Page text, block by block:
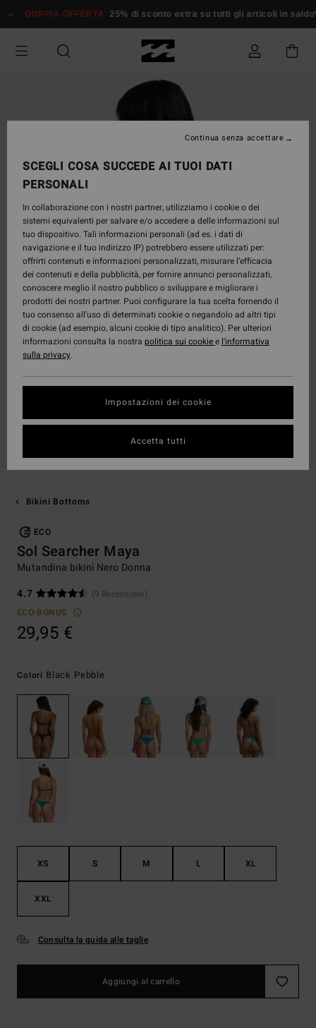
alle
prodotto
OFFERTA 25% di sconto extra su tutti gli articoli in saldo*
Bikini Bottoms
ECO
Sol Searcher Maya
Mutandina bikini Nero Donna
4.7
(9 Recensioni)
ECO-BONUS
29,95 €
Colori Black Pebble
XS S M L XL
XXL
Consulta la guida alle taglie
Aggiungi al carrello
SCEGLI COSA SUCCEDE AI TUOI DATI
PERSONALI
In collaborazione con i nostri partner, utilizziamo i cookie o dei
sistemi equivalenti per salvare e/o accedere a delle informazioni sul
tuo dispositivo. Tali informazioni personali (ad es. i dati di
navigazione e il tuo indirizzo IP) potrebbero essere utilizzati per:
offrirti contenuti e informazioni personalizzati, misurare l’efficacia
dei contenuti e della pubblicità, per fornire annunci personalizzati,
conoscere meglio il nostro pubblico o sviluppare e migliorare i
prodotti dei nostri partner. Puoi configurare la tua scelta fornendo il
tuo consenso all’uso di determinati cookie o negandolo ad altri tipi
di cookie (ad esempio, alcuni cookie di tipo analitico). Per ulteriori
informazioni consulta la nostra politica sui cookiee l'informativa
sulla privacy.
Impostazioni dei cookie
Continua senza accettare
Accetta tutti